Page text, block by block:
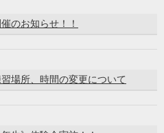
のお知らせ！！
場所、時間の変更について